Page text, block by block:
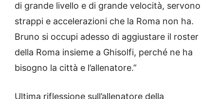
di grande livello e di grande velocità, servono
strappi e accelerazioni che la Roma non ha.
Bruno si occupi adesso di aggiustare il roster
della Roma insieme a Ghisolfi, perché ne ha
bisogno la città e l’allenatore.”
Ultima riflessione sull’allenatore della